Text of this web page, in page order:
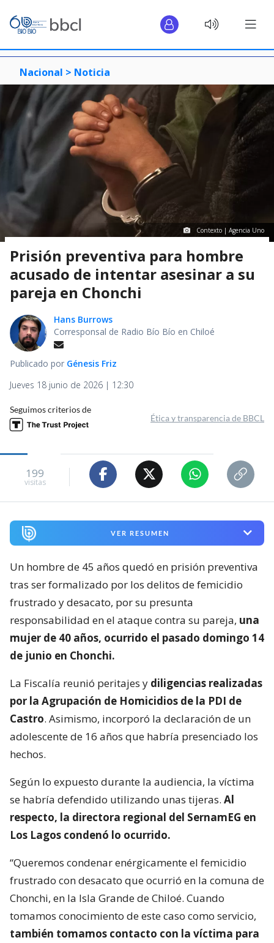
Nacional > Noticia
Contexto | Agencia Uno
Prisión preventiva para hombre
acusado de intentar asesinar a su
pareja en Chonchi
Hans Burrows
Corresponsal de Radio Bío Bío en Chiloé
Publicado por Génesis Friz
Jueves 18 junio de 2026 | 12:30
Seguimos criterios de
Ética y transparencia de BBCL
199
visitas
VER RESUMEN
Un hombre de 45 años quedó en prisión preventiva
tras ser formalizado por los delitos de femicidio
frustrado y desacato, por su presunta
responsabilidad en el ataque contra su pareja, una
mujer de 40 años, ocurrido el pasado domingo 14
de junio en Chonchi.
La Fiscalía reunió peritajes y diligencias realizadas
por la Agrupación de Homicidios de la PDI de
Castro. Asimismo, incorporó la declaración de un
adolescente de 16 años que habría presenciado los
hechos.
Según lo expuesto durante la audiencia, la víctima
se habría defendido utilizando unas tijeras. Al
respecto, la directora regional del SernamEG en
Los Lagos condenó lo ocurrido.
“Queremos condenar enérgicamente el femicidio
frustrado con desacato que ocurrió en la comuna de
Chonchi, en la Isla Grande de Chiloé. Cuando
tomamos conocimiento de este caso como servicio,
también tomamos contacto con la víctima para